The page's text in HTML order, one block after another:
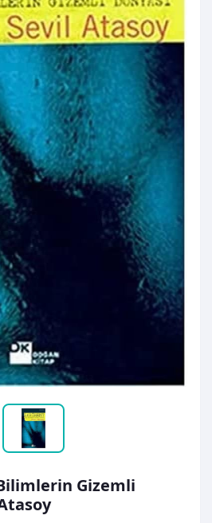
Gizemli